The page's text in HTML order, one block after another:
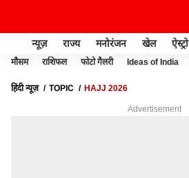
न्यूज़ राज्य मनोरंजन खेल ऐस्ट्रो
मौसम राशिफल फोटो गैलरी Ideas of India
हिंदी न्यूज़ TOPIC HAJJ 2026
Advertisement